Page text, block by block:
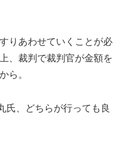
りあわせていくことが必
、裁判で裁判官が金額を
ら。
氏、どちらが行っても良